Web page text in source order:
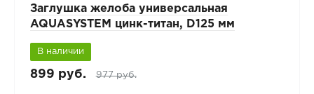
Заглушка желоба универсальная
AQUASYSTEM цинк-титан, D125 мм
В наличии
899 руб. 977 руб.